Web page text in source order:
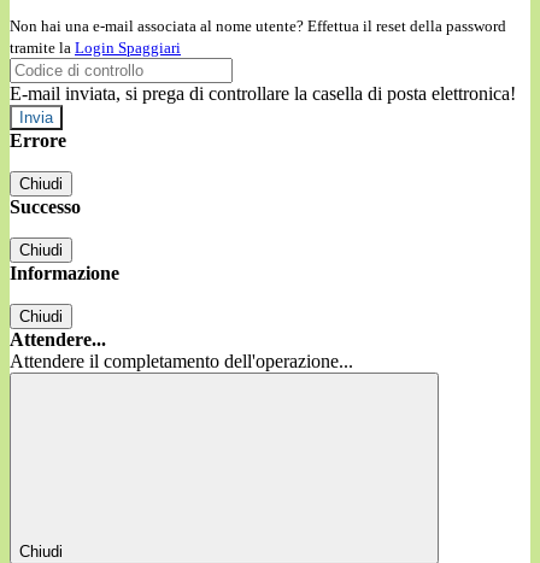
Non hai una e-mail associata al nome utente? Effettua il reset della password
tramite la Login Spaggiari
E-mail inviata, si prega di controllare la casella di posta elettronica!
Errore
Chiudi
Successo
Chiudi
Informazione
Chiudi
Attendere...
Attendere il completamento dell'operazione...
Chiudi